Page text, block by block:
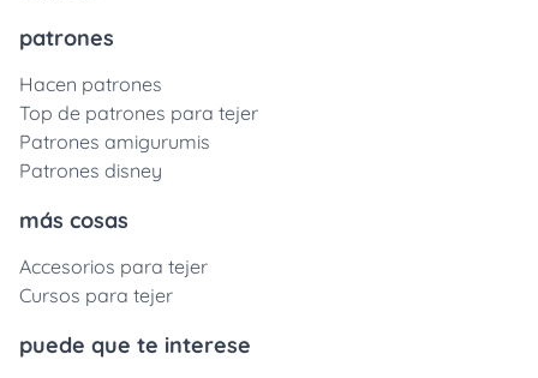
patrones
Hacen patrones
Top de patrones para tejer
Patrones amigurumis
Patrones disney
más cosas
Accesorios para tejer
Cursos para tejer
puede que te interese